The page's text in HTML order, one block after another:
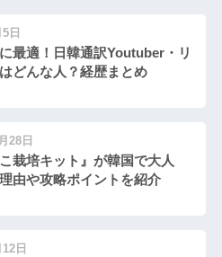
日
最適！日韓通訳Youtuber・リ
どんな人？経歴まとめ
28日
こ栽培キット』が韓国で大人
由や攻略ポイントを紹介
日